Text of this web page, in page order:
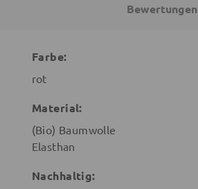
Bewertungen
Farbe:
rot
Material:
(Bio) Baumwolle
Elasthan
Nachhaltig: